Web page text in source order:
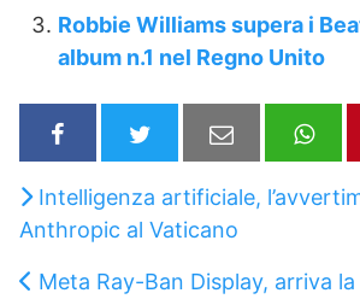
Robbie Williams supera i
album n.1 nel Regno Unito
Intelligenza artificiale,
Anthropic al Vaticano
Meta Ray-Ban Display, arriva